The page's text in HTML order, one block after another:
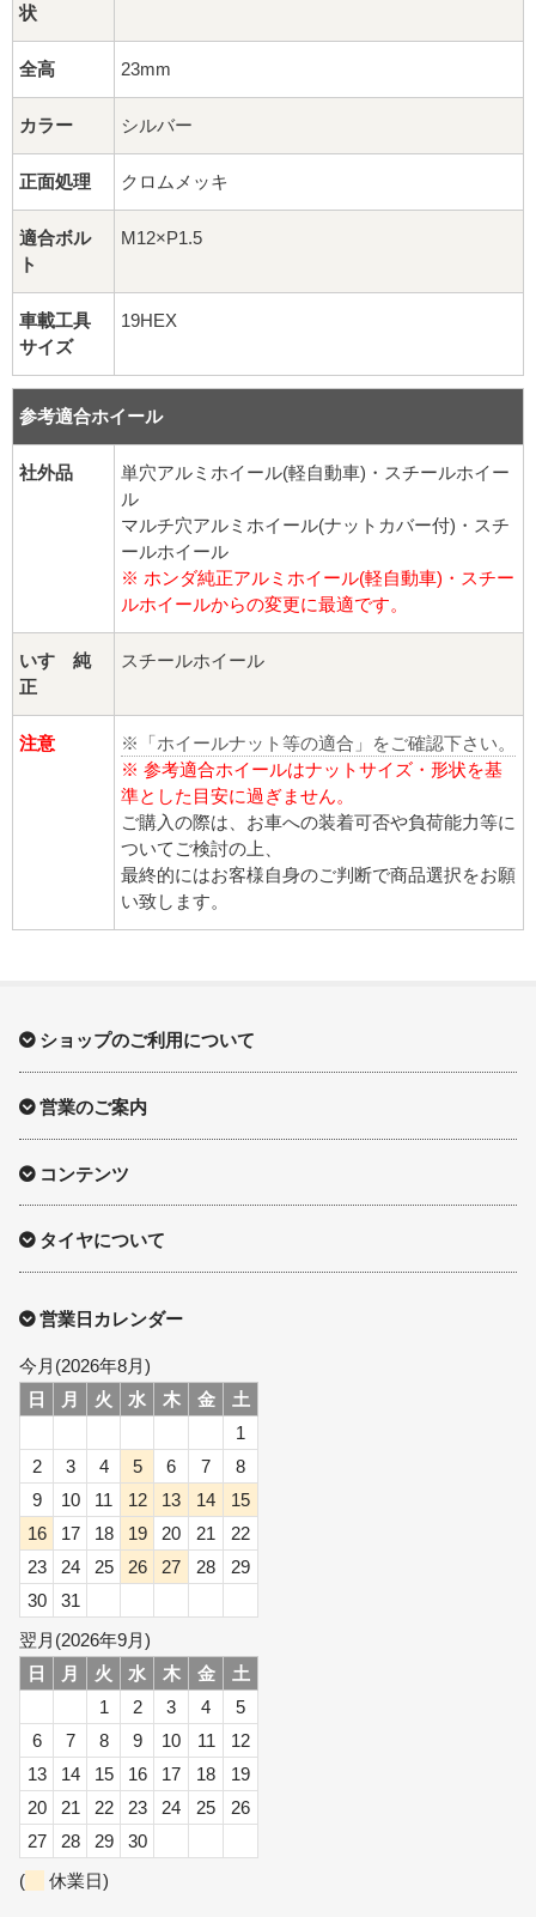
ホイールナット
平面座ナット
ロング平面ナット
ショート平面ナット
球面座ナット
ショート球面ナット
貫通ナット
ロング袋ナット
ショート袋ナット
持ち込み交換工賃
状
全高 23mm
カラー シルバー
正面処理 クロムメッキ
適合ボル
ト
M12×P1.5
車載工具
サイズ
19HEX
参考適合ホイール
社外品
単穴アルミホイール(軽自動車)・スチールホイー
ル
マルチ穴アルミホイール(ナットカバー付)・スチ
ールホイール
※ ホンダ純正アルミホイール(軽自動車)・スチー
ルホイールからの変更に最適です。
いすゞ純
正
スチールホイール
注意
※「ホイールナット等の適合」をご確認下さい。
※ 参考適合ホイールはナットサイズ・形状を基
準とした目安に過ぎません。
ご購入の際は、お車への装着可否や負荷能力等に
ついてご検討の上、
最終的にはお客様自身のご判断で商品選択をお願
い致します。
ショップのご利用について
営業のご案内
コンテンツ
タイヤについて
営業日カレンダー
今月(2026年8月)
日
月 火 水 木 金
土
1
2
3 4 5 6 7
8
9
10 11 12 13 14
15
16
17 18 19 20 21
22
23
24 25 26 27 28
29
30
31
翌月(2026年9月)
日
月 火 水 木 金
土
1
2 3 4
5
6
7 8 9 10 11
12
13
14 15 16 17 18
19
20
21 22 23 24 25
26
27
28 29
30
(
休業日)